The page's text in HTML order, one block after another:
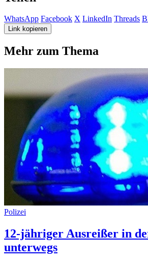
WhatsApp Facebook X LinkedIn Threads
Link kopieren
Mehr zum Thema
Polizei
12-jähriger Ausreißer in
unterwegs